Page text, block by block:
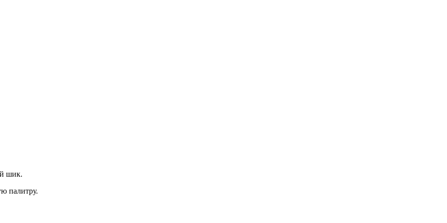
шик.
палитру.